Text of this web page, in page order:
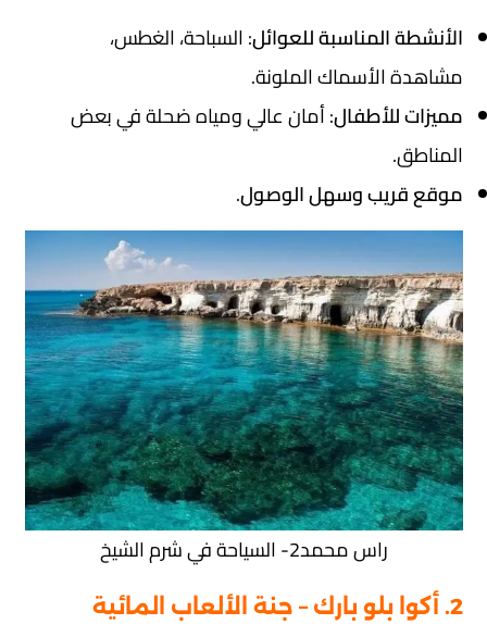
الأنشطة المناسبة للعوائل: السباحة، الغطس،
مشاهدة الأسماك الملونة.
مميزات للأطفال: أمان عالي ومياه ضحلة في بعض
المناطق.
موقع قريب وسهل الوصول.
راس محمد2- السياحة في شرم الشيخ
2. أكوا بلو بارك – جنة الألعاب المائية